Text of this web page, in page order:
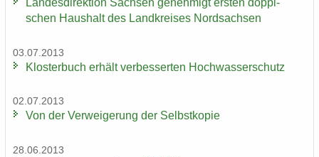
Lan­des­di­rek­ti­on Sach­sen ge­neh­migt ers­ten dop­pi­
schen Haus­halt des Land­krei­ses Nord­sach­sen
03.07.2013
Klos­ter­buch er­hält ver­bes­ser­ten Hoch­was­ser­schutz
02.07.2013
Von der Ver­wei­ge­rung der Selbst­ko­pie
28.06.2013